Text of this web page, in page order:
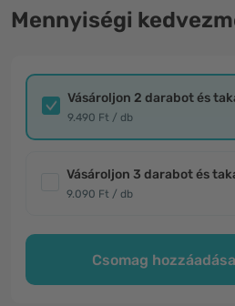
Mennyiségi
Vásároljon 2 darabot és
9.490 Ft / db
Vásároljon 3 darabot és
9.090 Ft / db
Csomag